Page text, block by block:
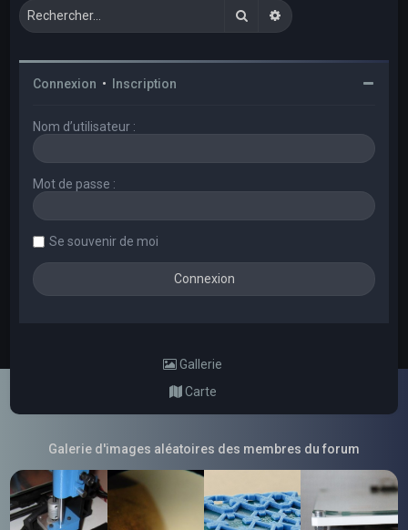
RechercherRecherche avancée
Connexion • Inscription
Nom d’utilisateur :
Mot de passe :
Se souvenir de moi
Gallerie
Carte
Galerie d'images aléatoires des membres du forum